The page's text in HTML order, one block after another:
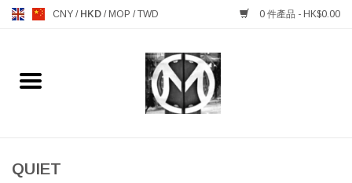
CNY / HKD / MOP /TWD 0 件產品 - HK$0.00
主頁
MANKS ANTIQUES 古董
QUIET